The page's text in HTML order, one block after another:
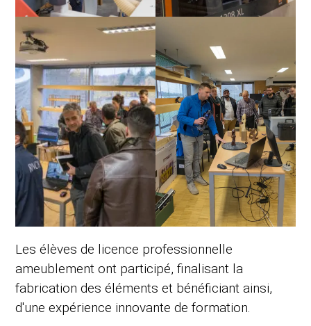
Les élèves de licence professionnelle
ameublement ont participé, finalisant la
fabrication des éléments et bénéficiant ainsi,
d'une expérience innovante de formation.